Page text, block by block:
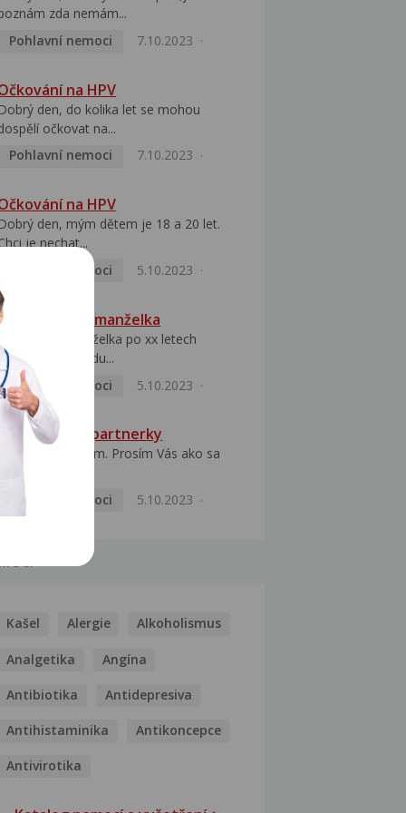
zda nemám...
Pohlavní nemoci
7.10.2023
na HPV
Dobrý den, do kolika let se mohou
očkovat na...
Pohlavní nemoci
7.10.2023
na HPV
Dobrý den, mým dětem je 18 a 20 let.
je nechat...
Pohlavní nemoci
5.10.2023
pozitivní manželka
Dobrý den, manželka po xx letech
přivezla z Východu...
Pohlavní nemoci
5.10.2023
HPV typ 52 u partnerky
Dobrý deň prajem. Prosím Vás ako sa
Pohlavní nemoci
5.10.2023
Kašel Alergie Alkoholismus
Analgetika Angína
Antibiotika Antidepresiva
Antihistaminika Antikoncepce
Antivirotika